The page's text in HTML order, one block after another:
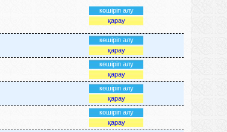
көшіріп алу
қарау
көшіріп алу
қарау
көшіріп алу
қарау
көшіріп алу
қарау
көшіріп алу
қарау